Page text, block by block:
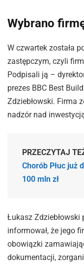
Wybrano
W czwartek została
zastępczym, czyli
Podpisali ją –
prezes BBC Best
Zdziebłowski. Firma
nadzór nad
PRZECZYTAJ
Chorób Płuc już
100 mln zł
Łukasz
informował, że jego
obowiązki
dokumentacji,